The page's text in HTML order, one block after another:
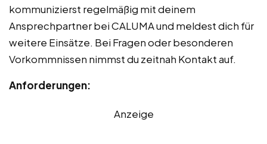
kommunizierst regelmäßig mit deinem
Ansprechpartner bei CALUMA und meldest dich für
weitere Einsätze. Bei Fragen oder besonderen
Vorkommnissen nimmst du zeitnah Kontakt auf.
Anforderungen:
Anzeige